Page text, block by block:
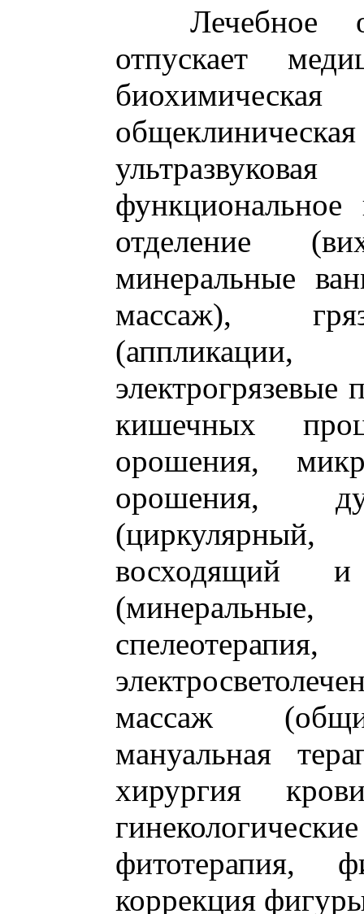
Лечебное
отпускает
функциональное
отделение
минеральные
массаж),
электрогрязевые
кишечных
орошения,
орошения,
восходящий
массаж
мануальная
хирургия
фитотерапия,
коррекция